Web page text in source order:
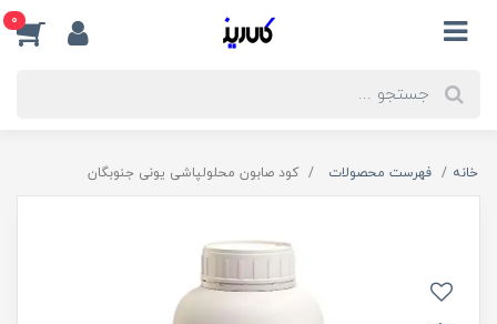
0
خانه فهرست محصولات کود صابون محلولپاشی یونی جنوبگان